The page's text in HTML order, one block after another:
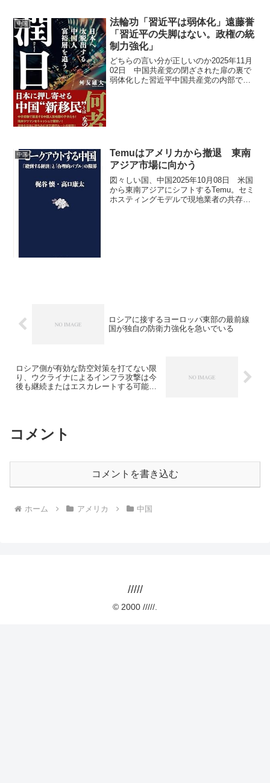
府補助金を受けたロボットの輸入状況を
調査していると幹部らに...
中国
法輪功「習近平は弱体化」遠藤誉
「習近平の失脚はない。政権の統
制力強化」
どちらの言い分が正しいのか2025年11月
02日 中国共産党の閉ざされた扉の裏で
弱体化した習近平中国共産党の内部で
中国
Temuはアメリカから撤退 東南
アジア市場に向かう
図々しい国、中国2025年10月08日 米国
から東南アジアにシフトするTemu。セミ
ホスティングモデルで現地業者の共存を
ロシアに接するヨーロッパ東部の最前線
国が独自の防衛力強化を急いでいる
ロシア側が有効な防空対策を打てない限
り、ウクライナによるインフラ攻撃は今
後も継続またはエスカレートする可能性
コメント
コメントを書き込む
ホーム アメリカ 中国
/////
© 2000 /////.